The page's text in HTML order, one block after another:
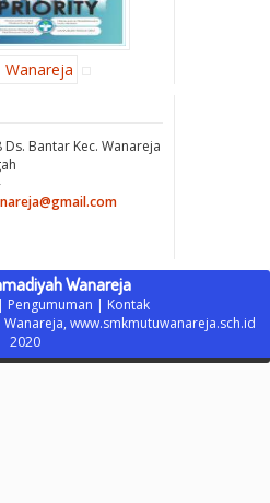
Ds. Bantar Kec. Wanareja
Wanareja
| Pengumuman | Kontak
www.smkmutuwanareja.sch.id
2020